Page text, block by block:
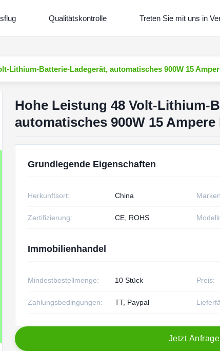
Qualitätskontrolle Treten Sie mit uns in
Lithium-Batterie-Ladegerät, automatisches 900W 15
Hohe Leistung 48 Volt-Lithium-
automatisches 900W 15
Grundlegende Eigenschaften
Herkunftsort: China
Zertifizierung: CE, ROHS
Immobilienhandel
Mindestbestellmenge: 10 Stück Preis:
Zahlungsbedingungen: TT, Paypal
Jetzt Anfrage